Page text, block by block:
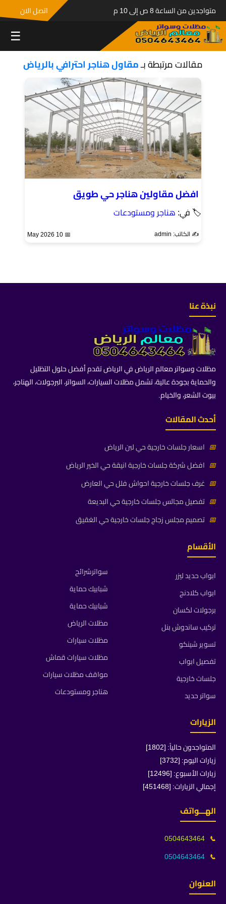
متواجدين من الساعة 8 ص إلى 10 م اتصل الان
☰
مقالات مرتبطة بـمقاول هناجر احترافي بالرياض
افضل مقاولين هناجر حي طويق
🏷 في: هناجر ومستودعات
✍️ الكاتب: admin 📅 10 May 2026
نبذة عنا
مظلات وسواتر معالم الرياض في الرياض تقدم أفضل حلول التظليل
والحماية بجودة عالية، تشمل مظلات السيارات، السواتر، البرجولات، الهناجر،
بيوت الشعر، والخيام.
أحدث المقالات
📅 اسعار جلسات خارجية حي لبن الرياض
📅 افضل شركة جلسات خارجية انيقة حي الخير الرياض
📅 غرف جلسات خارجية احواش فلل حي العارض
📅 تفصيل مجالس جلسات خارجية حي البديعة
📅 تصميم مجلس زجاج جلسات خارجية حي الغقيق
الأقسام
ابواب حديد ليزر
ابواب كلادنج
برجولات لكسان
تركيب ساندوش بنل
تسوير شينكو
تفصيل ابواب
جلسات خارجية
سواتر حديد
سواترشرائح
شبابيك حماية
شبابيك حماية
مظلات الرياض
مظلات سيارات
مظلات سيارات قماش
مواقف مظلات سيارات
هناجر ومستودعات
الزيارات
المتواجدون حالياً: [1802]
زيارات اليوم: [3732]
زيارات الأسبوع: [12496]
إجمالي الزيارات: [451468]
الهـــواتف
📞
0504643464
📞
0504643464
العنوان